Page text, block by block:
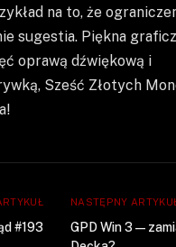
na to, że
sugestia. Piękna
oprawą dźwiękową i
Sześć Złotych
#193
NASTĘPNY ARTYKUŁ
GPD Win 3 —